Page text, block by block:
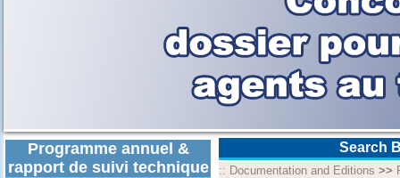
Programme annuel &
rapport de suivi technique
Search
:: Documentation and Editions >>